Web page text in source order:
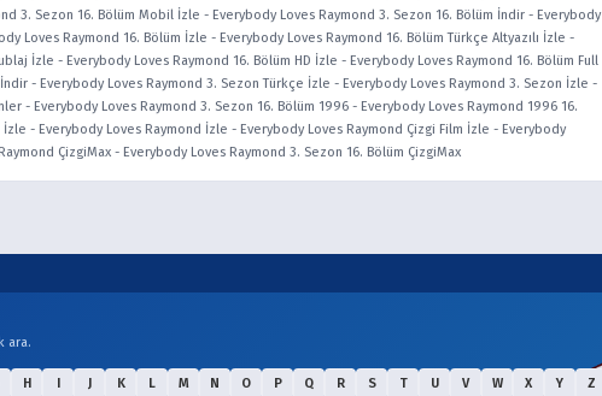
3. Sezon 16. Bölüm Mobil İzle - Everybody Loves Raymond 3. Sezon 16. Bölüm İndir - Everybody
Loves Raymond 16. Bölüm İzle - Everybody Loves Raymond 16. Bölüm Türkçe Altyazılı İzle -
İzle - Everybody Loves Raymond 16. Bölüm HD İzle - Everybody Loves Raymond 16. Bölüm Full
- Everybody Loves Raymond 3. Sezon Türkçe İzle - Everybody Loves Raymond 3. Sezon İzle -
- Everybody Loves Raymond 3. Sezon 16. Bölüm 1996 - Everybody Loves Raymond 1996 16.
İzle - Everybody Loves Raymond İzle - Everybody Loves Raymond Çizgi Film İzle - Everybody
ÇizgiMax - Everybody Loves Raymond 3. Sezon 16. Bölüm ÇizgiMax
ara.
H I J K L M N O P Q R S T U V W X Y Z